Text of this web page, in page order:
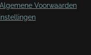
Algemene Voorwaarden